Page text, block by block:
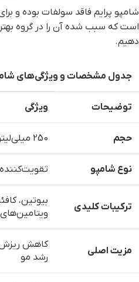
شامپو پرایم فاقد سولفات بوده و
است که سبب شده آن را در گروه
دهیم.
جدول مشخصات و ویژگی‌های
توضیحات ویژگی
حجم 250 میلی‌لیتر
نوع شامپو
ترکیبات کلیدی
بیوتین،
ویتامین‌های B و E
مزیت اصلی
کاهش ریزش
رشد مو